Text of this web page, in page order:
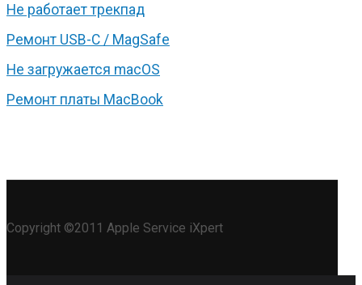
Не работает трекпад
Ремонт USB-C / MagSafe
Не загружается macOS
Ремонт платы MacBook
Copyright ©2011 Apple Service iXpert